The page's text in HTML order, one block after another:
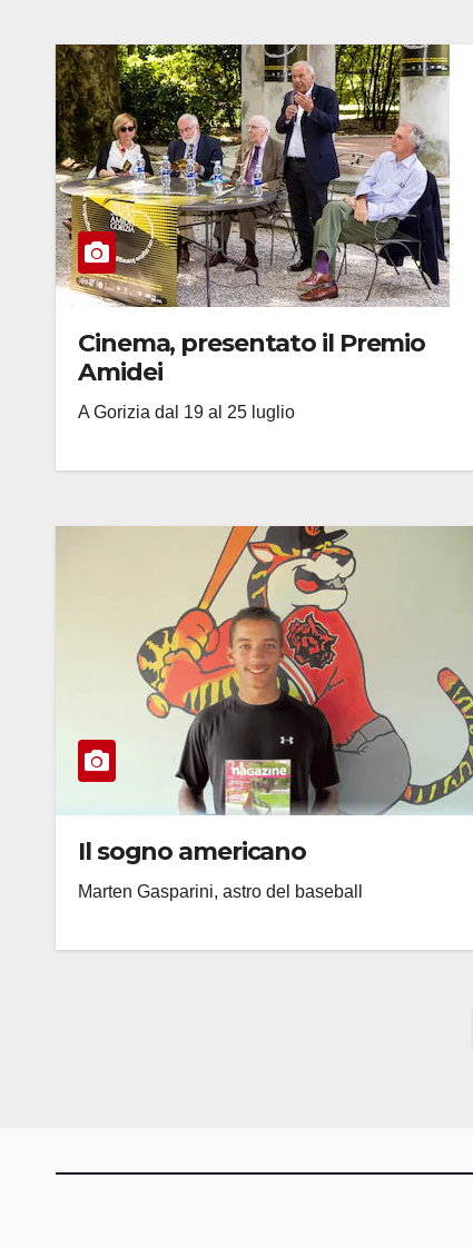
Cinema, presentato il Premio
Amidei
A Gorizia dal 19 al 25 luglio
Il sogno americano
Marten Gasparini, astro del baseball